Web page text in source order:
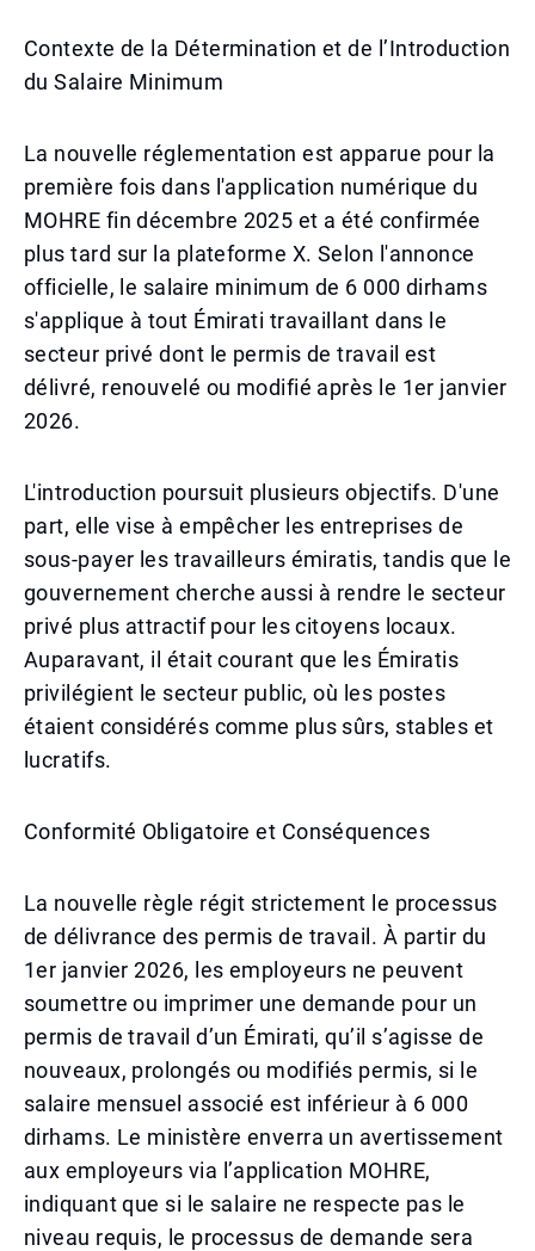
Contexte de la Détermination et de l’Introduction
du Salaire Minimum
La nouvelle réglementation est apparue pour la
première fois dans l'application numérique du
MOHRE fin décembre 2025 et a été confirmée
plus tard sur la plateforme X. Selon l'annonce
officielle, le salaire minimum de 6 000 dirhams
s'applique à tout Émirati travaillant dans le
secteur privé dont le permis de travail est
délivré, renouvelé ou modifié après le 1er janvier
2026.
L'introduction poursuit plusieurs objectifs. D'une
part, elle vise à empêcher les entreprises de
sous-payer les travailleurs émiratis, tandis que le
gouvernement cherche aussi à rendre le secteur
privé plus attractif pour les citoyens locaux.
Auparavant, il était courant que les Émiratis
privilégient le secteur public, où les postes
étaient considérés comme plus sûrs, stables et
lucratifs.
Conformité Obligatoire et Conséquences
La nouvelle règle régit strictement le processus
de délivrance des permis de travail. À partir du
1er janvier 2026, les employeurs ne peuvent
soumettre ou imprimer une demande pour un
permis de travail d’un Émirati, qu’il s’agisse de
nouveaux, prolongés ou modifiés permis, si le
salaire mensuel associé est inférieur à 6 000
dirhams. Le ministère enverra un avertissement
aux employeurs via l’application MOHRE,
indiquant que si le salaire ne respecte pas le
niveau requis, le processus de demande sera